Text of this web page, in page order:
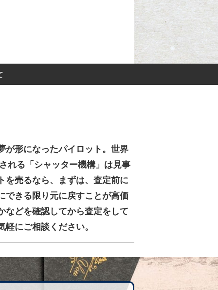
が形になったパイロット。世界
れる「シャッター機構」は見事
を売るなら、まずは、査定前に
できる限り元に戻すことが高価
などを確認してから査定をして
にご相談ください。